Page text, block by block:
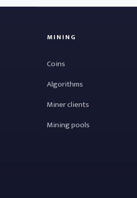
MINING
Coins
Algorithms
Miner clients
Mining pools